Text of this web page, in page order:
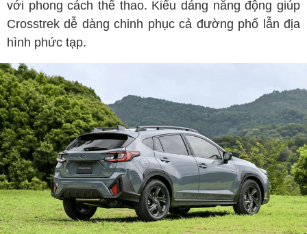
với phong cách thể thao. Kiểu dáng năng động giúp
Crosstrek dễ dàng chinh phục cả đường phố lẫn địa
hình phức tạp.